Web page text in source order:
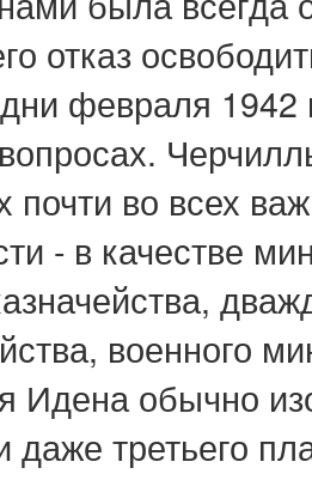
отказ
февраля
почти во всех
- в качестве
военного
Идена обычно
даже третьего